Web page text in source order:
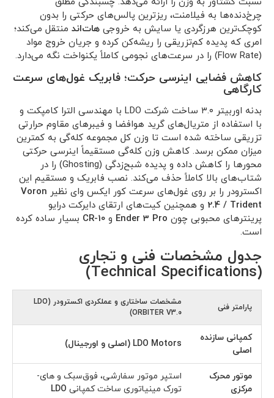
چرخ‌دنده‌ها به فیلامنت، ریزترین پالس‌های حرکتی را بدون
کوچک‌ترین هرزگردی یا سایش به خروجی هات‌اند منتقل می‌کند؛
امری که پدیده کم‌تزریقی را ریشه‌کن کرده و جریان خروج مواد
(Flow Rate) را در سرعت‌های نجومی کاملاً یکنواخت نگه می‌دارد.
کاهش فضایی اینرسی حرکت؛ فابریک غول‌های سرعت
کارگاهی
بدنه اوربیتر ۳.۰ ساخت شرکت LDO با مهندسی الترا کامپکت و
با استفاده از متریال‌های گرید هوافضا و فیبرهای مقاوم حرارتی
تزریقی ساخته شده است تا وزن کل مجموعه کله‌گی به کمترین
میزان ممکن برسد. کاهش وزن کله‌گی مستقیماً اینرسی حرکتی
محورها را کاهش داده و پدیده شبح‌زدگی (Ghosting) را در
شتاب‌های بالا کاملاً حذف می‌کند. نصب فابریک و مستقیم این
اکسترودر را بر روی غول‌های سرعت کور ایکس وای نظیر Voron
2.4 / Trident و همچنین کیت‌های ارتقای دایرکت درایو
پرینترهای محبوبی چون Ender 3 Pro و CR-10 بسیار ساده کرده
است.
جدول مشخصات فنی و تجاری
(Technical Specifications)
پارامتر فنی
مشخصات ساختاری و عملکردی اکسترودر (LDO
ORBITER V3.0)
کمپانی سازنده
اصلی
LDO Motors (اصلی و اورجینال)
موتور محرک
مرکزی
استپر موتور سفارشی، فوق‌سبک و های-
تورک مینیاتوری ساخت کمپانی LDO